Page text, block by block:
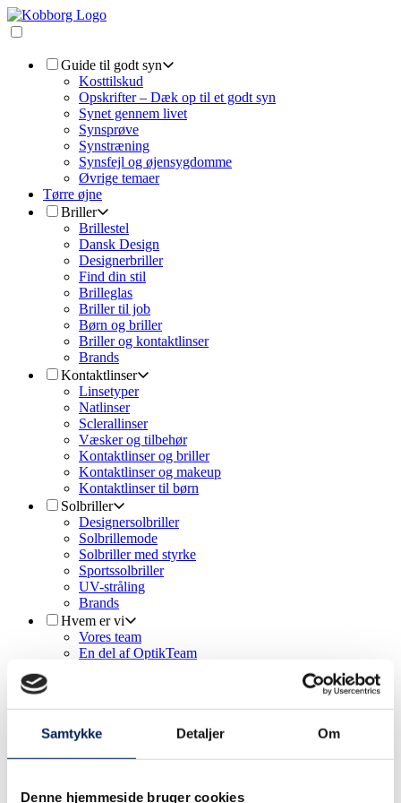
Samtykke Detaljer Om
Denne hjemmeside bruger cookies
Guide til godt syn
Kosttilskud
Opskrifter – Dæk op til et godt syn
Synet gennem livet
Synsprøve
Synstræning
Synsfejl og øjensygdomme
Øvrige temaer
Tørre øjne
Briller
Brillestel
Dansk Design
Designerbriller
Find din stil
Brilleglas
Briller til job
Børn og briller
Briller og kontaktlinser
Brands
Kontaktlinser
Linsetyper
Natlinser
Sclerallinser
Væsker og tilbehør
Kontaktlinser og briller
Kontaktlinser og makeup
Kontaktlinser til børn
Solbriller
Designersolbriller
Solbrillemode
Solbriller med styrke
Sportssolbriller
UV-stråling
Brands
Hvem er vi
Vores team
En del af OptikTeam
Delbetaling